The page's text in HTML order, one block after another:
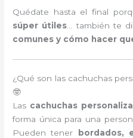
Quédate hasta el final
súper útiles … también te
comunes y cómo hacer
¿Qué son las cachuchas
🤓
Las cachuchas
forma única para una
Pueden tener
bordados,